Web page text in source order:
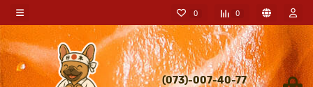
0 0
(073)-007-40-77